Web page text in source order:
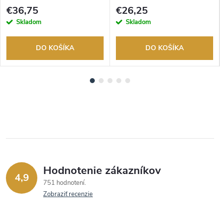
tovaru. Autorizovaný predajca.
€36,75
Skladom
DO KOŠÍKA
tovaru. Autorizovaný predajca.
€26,25
Skladom
DO KOŠÍKA
4,9 Hodnotenie zákazníkov
751 hodnotení
Zobraziť recenzie